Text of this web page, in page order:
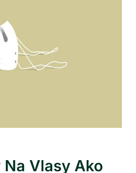
Vlasy Ako